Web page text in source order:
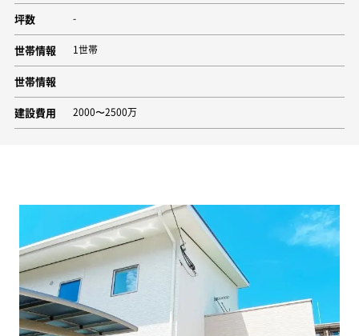
坪数 -
世帯情報 1世帯
世帯情報
建設費用 2000〜2500万